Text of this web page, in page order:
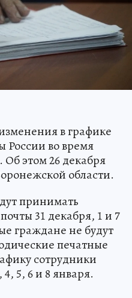
в графике
России во время
этом 26 декабря
области.
принимать
31 декабря, 1 и 7
граждане не будут
печатные
сотрудники
5, 6 и 8 января.